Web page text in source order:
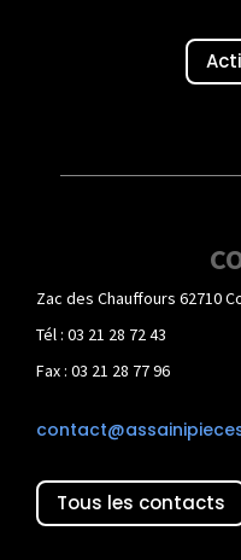
Zac des Chauffours 62710
Tél : 03 21 28 72 43
Fax : 03 21 28 77 96
Tous les contacts